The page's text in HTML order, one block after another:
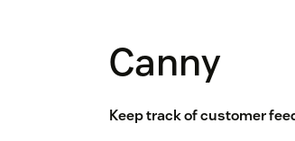
Canny
Keep track of customer